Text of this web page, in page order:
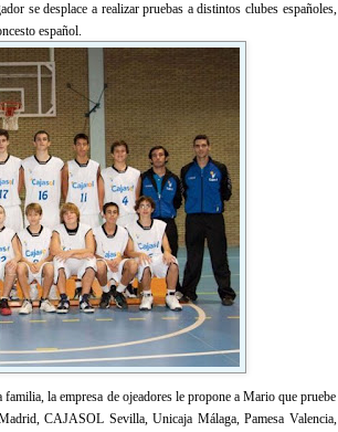
se desplace a realizar pruebas a distintos clubes españoles,
español.
la empresa de ojeadores le propone a Mario que pruebe
CAJASOL Sevilla, Unicaja Málaga, Pamesa Valencia,